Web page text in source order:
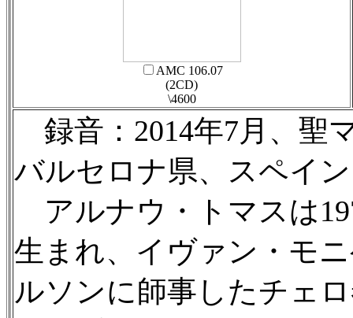
AMC 106.07
(2CD)
\4600
録音：2014年7月、聖
バルセロナ県、スペイン
アルナウ・トマスは
生まれ、イヴァン・モ
ルソンに師事したチェ